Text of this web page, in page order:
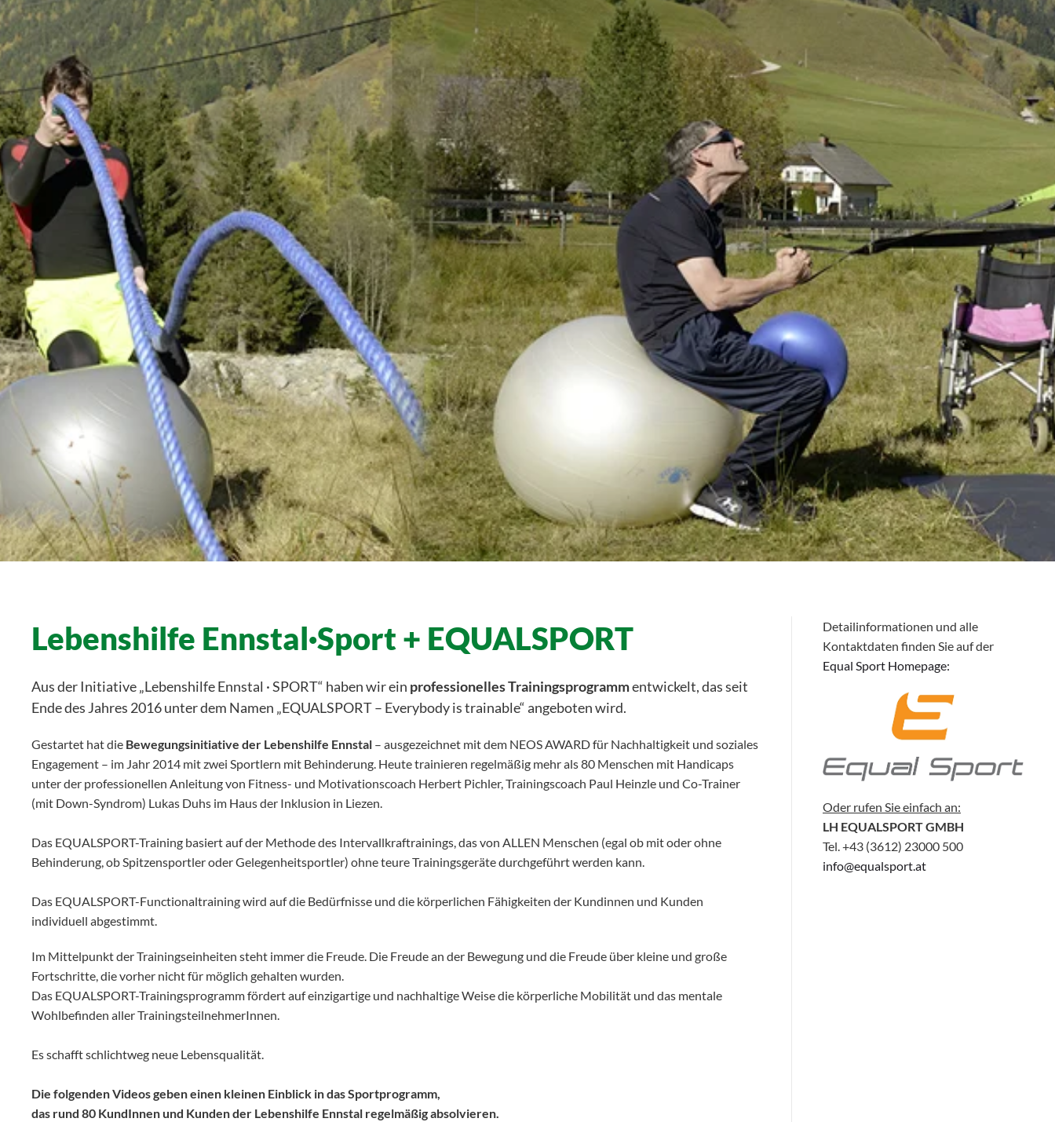
Lebenshilfe Ennstal·Sport + EQUALSPORT
Aus der Initiative „Lebenshilfe Ennstal · SPORT“ haben wir ein professionelles Trainingsprogrammentwickelt, das seit
Ende des Jahres 2016 unter dem Namen „EQUALSPORT – Everybody is trainable“ angeboten wird.
Gestartet hat die Bewegungsinitiative der Lebenshilfe Ennstal – ausgezeichnet mit dem NEOS AWARD für Nachhaltigkeit und soziales
Engagement – im Jahr 2014 mit zwei Sportlern mit Behinderung. Heute trainieren regelmäßig mehr als 80 Menschen mit Handicaps
unter der professionellen Anleitung von Fitness- und Motivationscoach Herbert Pichler, Trainingscoach Paul Heinzle und Co-Trainer
(mit Down-Syndrom) Lukas Duhs im Haus der Inklusion in Liezen.
Das EQUALSPORT-Training basiert auf der Methode des Intervallkraftrainings, das von ALLEN Menschen (egal ob mit oder ohne
Behinderung, ob Spitzensportler oder Gelegenheitsportler) ohne teure Trainingsgeräte durchgeführt werden kann.
Das EQUALSPORT-Functionaltraining wird auf die Bedürfnisse und die körperlichen Fähigkeiten der Kundinnen und Kunden
individuell abgestimmt.
Im Mittelpunkt der Trainingseinheiten steht immer die Freude. Die Freude an der Bewegung und die Freude über kleine und große
Fortschritte, die vorher nicht für möglich gehalten wurden.
Das EQUALSPORT-Trainingsprogramm fördert auf einzigartige und nachhaltige Weise die körperliche Mobilität und das mentale
Wohlbefinden aller TrainingsteilnehmerInnen.
Es schafft schlichtweg neue Lebensqualität.
Die folgenden Videos geben einen kleinen Einblick in das Sportprogramm,
das rund 80 KundInnen und Kunden der Lebenshilfe Ennstal regelmäßig absolvieren.
Detailinformationen und alle
Kontaktdaten finden Sie auf der
Equal Sport Homepage:
Oder rufen Sie einfach an:
LH EQUALSPORT GMBH
Tel. +43 (3612) 23000 500
info@equalsport.at